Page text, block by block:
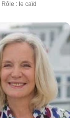
Rôle : le caïd